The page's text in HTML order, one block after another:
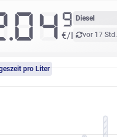
Diesel
vor 17 Std.
9
€/l
pro Liter